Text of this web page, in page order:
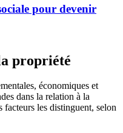
pour devenir
propriété
économiques et
dans la relation à la
facteurs les distinguent, selon